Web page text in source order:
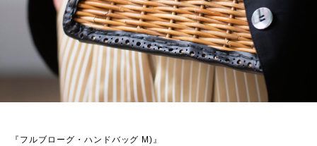
『フルブローグ・ハンドバッグ M)』